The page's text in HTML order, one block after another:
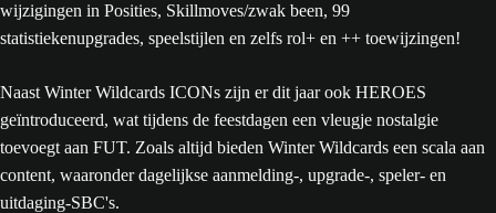
wijzigingen in Posities, Skillmoves/zwak been, 99
statistiekenupgrades, speelstijlen en zelfs rol+ en ++ toewijzingen!
Naast Winter Wildcards ICONs zijn er dit jaar ook HEROES
geïntroduceerd, wat tijdens de feestdagen een vleugje nostalgie
toevoegt aan FUT. Zoals altijd bieden Winter Wildcards een scala aan
content, waaronder dagelijkse aanmelding-, upgrade-, speler- en
uitdaging-SBC's.